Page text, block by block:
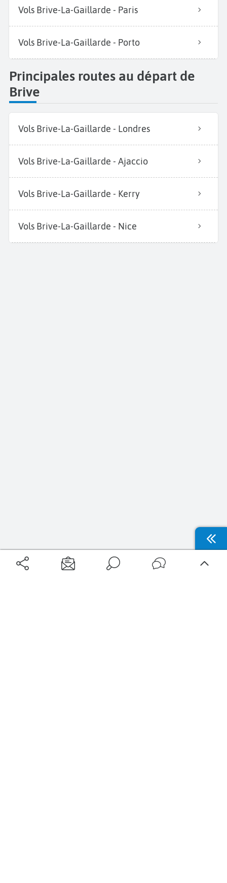
Vols Brive-La-Gaillarde - Paris
Vols Brive-La-Gaillarde - Porto
Principales routes au départ de
Brive
Vols Brive-La-Gaillarde - Londres
Vols Brive-La-Gaillarde - Ajaccio
Vols Brive-La-Gaillarde - Kerry
Vols Brive-La-Gaillarde - Nice